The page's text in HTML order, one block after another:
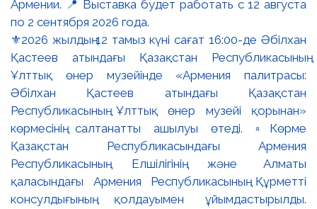
⚜️2026 жылдың 12 тамыз күні сағат 16:00-де Әбілхан
Қастеев атындағы Қазақстан Республикасының
Ұлттық өнер музейінде «Армения палитрасы:
Әбілхан Қастеев атындағы Қазақстан
Республикасының Ұлттық өнер музейі қорынан»
көрмесінің салтанатты ашылуы өтеді. ▫️Көрме
Қазақстан Республикасындағы Армения
Республикасының Елшілігінің және Алматы
қаласындағы Армения Республикасының Құрметті
консулдығының қолдауымен ұйымдастырылды.